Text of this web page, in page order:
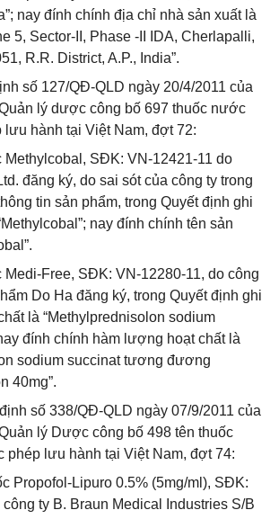
nay đính chính địa chỉ nhà sản xuất là
5, Sector-II, Phase -II IDA, Cherlapalli,
R.R. District, A.P., India”.
số 127/QĐ-QLD ngày 20/4/2011 của
lý dược công bố 697 thuốc nước
hành tại Việt Nam, đợt 72:
Methylcobal, SĐK: VN-12421-11 do
đăng ký, do sai sót của công ty trong
tin sản phẩm, trong Quyết định ghi
nay đính chính tên sản
Medi-Free, SĐK: VN-12280-11, do công
Do Ha đăng ký, trong Quyết định ghi
là “Methylprednisolon sodium
đính chính hàm lượng hoạt chất là
sodium succinat tương đương
40mg”.
số 338/QĐ-QLD ngày 07/9/2011 của
lý Dược công bố 498 tên thuốc
lưu hành tại Việt Nam, đợt 74:
Propofol-Lipuro 0.5% (5mg/ml), SĐK:
ty B. Braun Medical Industries S/B